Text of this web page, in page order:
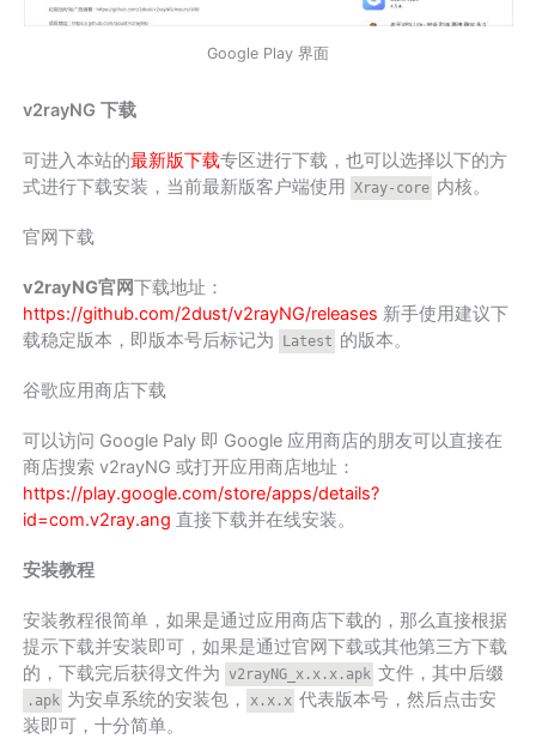
Google Play 界面
v2rayNG 下载
可进入本站的最新版下载专区进行下载，也可以选择以下的方
式进行下载安装，当前最新版客户端使用 Xray-core 内核。
官网下载
v2rayNG官网下载地址：
https://github.com/2dust/v2rayNG/releases 新手使用建议下
载稳定版本，即版本号后标记为 Latest 的版本。
谷歌应用商店下载
可以访问 Google Paly 即 Google 应用商店的朋友可以直接在
商店搜索 v2rayNG 或打开应用商店地址：
https://play.google.com/store/apps/details?
id=com.v2ray.ang 直接下载并在线安装。
安装教程
安装教程很简单，如果是通过应用商店下载的，那么直接根据
提示下载并安装即可，如果是通过官网下载或其他第三方下载
的，下载完后获得文件为 v2rayNG_x.x.x.apk 文件，其中后缀
.apk 为安卓系统的安装包， x.x.x 代表版本号，然后点击安
装即可，十分简单。